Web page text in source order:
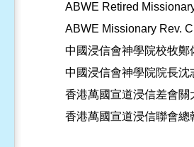
ABWE Retired
ABWE Missionary Rev.
中國浸信會神學院校牧鄭
中國浸信會神學院院長沈
香港萬國宣道浸信差會關
香港萬國宣道浸信聯會總